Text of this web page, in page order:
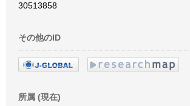
30513858
その他のID
所属 (現在)